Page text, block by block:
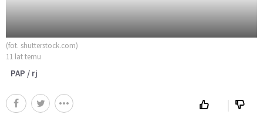
(fot. shutterstock.com)
11 lat temu
PAP / rj